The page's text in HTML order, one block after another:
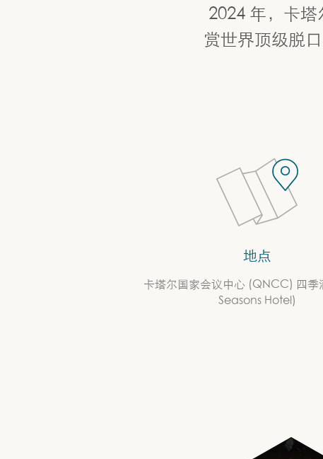
2024 年，卡
赏世界顶级脱
地点
卡塔尔国家会议中心 (QNCC) 四季
Seasons Hotel)